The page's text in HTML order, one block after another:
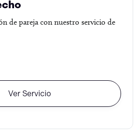
de pareja con nuestro servicio de
Ver Servicio